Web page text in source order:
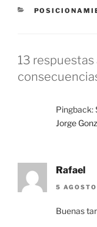
CATEGORÍAS
13 respuestas
Pingback:
Jorge
Rafael
5
Buenas